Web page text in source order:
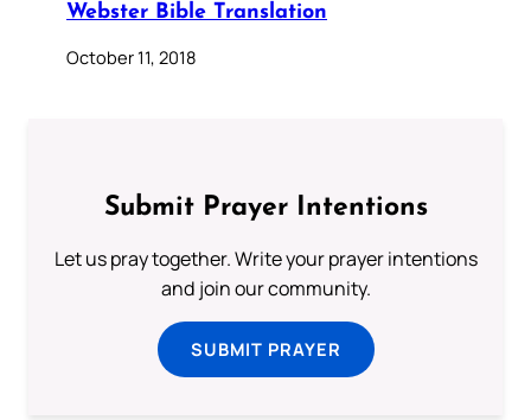
Webster Bible Translation
October 11, 2018
Submit Prayer Intentions
Let us pray together. Write your prayer intentions
and join our community.
SUBMIT PRAYER